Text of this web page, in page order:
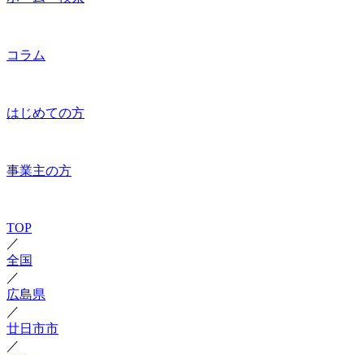
コラム
はじめての方
事業主の方
TOP
／
全国
／
広島県
／
廿日市市
／